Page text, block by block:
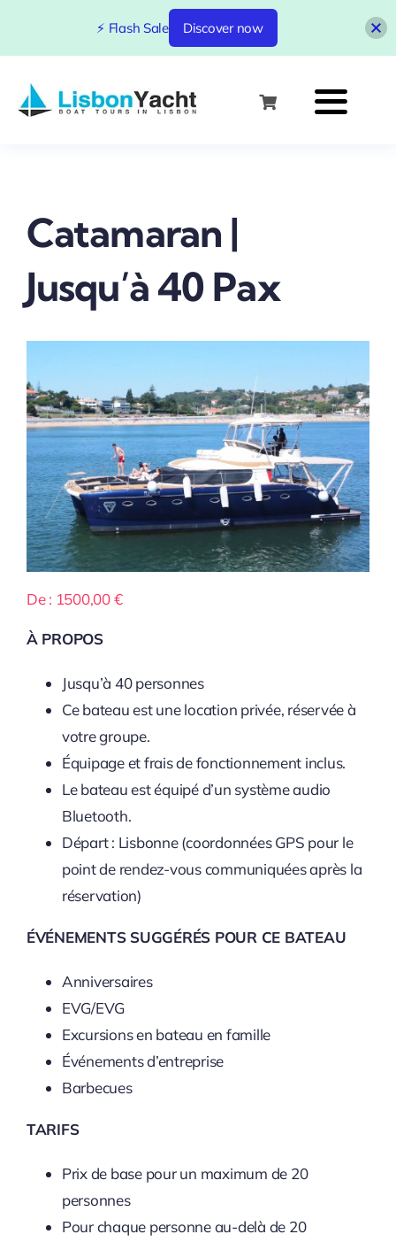
content
Catamaran |
Jusqu’à 40 Pax
De : 1500,00€
À PROPOS
Jusqu’à 40 personnes
Ce bateau est une location privée, réservée à
votre groupe.
Équipage et frais de fonctionnement inclus.
Le bateau est équipé d’un système audio
Bluetooth.
Départ : Lisbonne (coordonnées GPS pour le
point de rendez-vous communiquées après la
réservation)
ÉVÉNEMENTS SUGGÉRÉS POUR CE BATEAU
Anniversaires
EVG/EVG
Excursions en bateau en famille
Événements d’entreprise
Barbecues
TARIFS
Prix de base pour un maximum de 20
personnes
Pour chaque personne au-delà de 20
⚡ Flash Sale Discover now